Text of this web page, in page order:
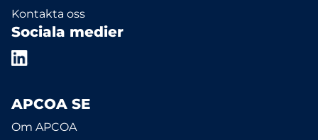
Kontakta oss
Sociala medier
APCOA SE
Om APCOA